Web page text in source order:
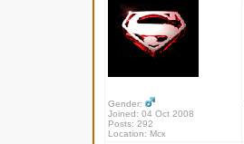
Gender:
Joined: 04 Oct 2008
Posts: 292
Location: Мск